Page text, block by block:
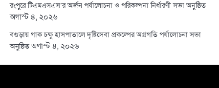
রংপুরে টিএমএসএস’র অর্জন পর্যালোচনা ও পরিকল্পনা নির্ধারণী সভা অনুষ্ঠিত
অগাস্ট ৪, ২০২৬
বগুড়ায় গাক চক্ষু হাসপাতালে দৃষ্টিসেবা প্রকল্পের অগ্রগতি পর্যালোচনা সভা
অনুষ্ঠিত অগাস্ট ৪, ২০২৬